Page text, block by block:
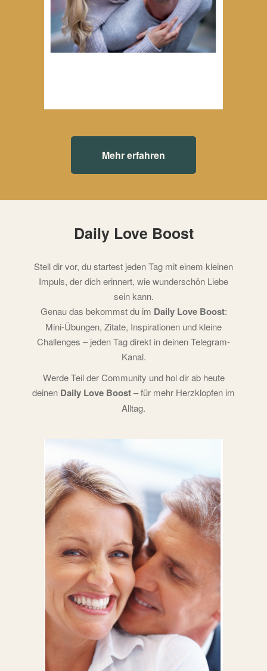
Mehr erfahren
Daily Love Boost
Stell dir vor, du startest jeden Tag mit einem kleinen
Impuls, der dich erinnert, wie wunderschön Liebe
sein kann.
Genau das bekommst du im Daily Love Boost:
Mini-Übungen, Zitate, Inspirationen und kleine
Challenges – jeden Tag direkt in deinen Telegram-
Kanal.
Werde Teil der Community und hol dir ab heute
deinen Daily Love Boost– für mehr Herzklopfen im
Alltag.